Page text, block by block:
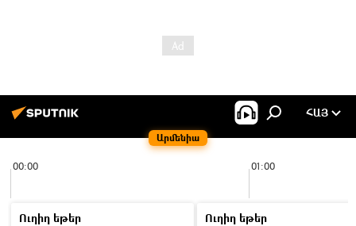
Արմենիա
ՀԱՅ
00:00 01:00
Ուղիղ եթեր
Ուղիղ եթեր